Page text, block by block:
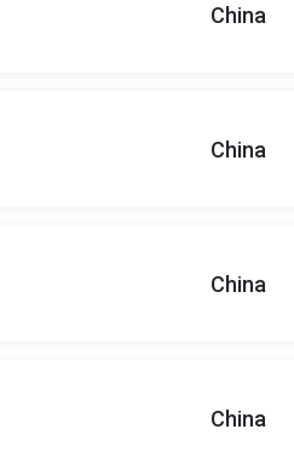
China
China
China
China